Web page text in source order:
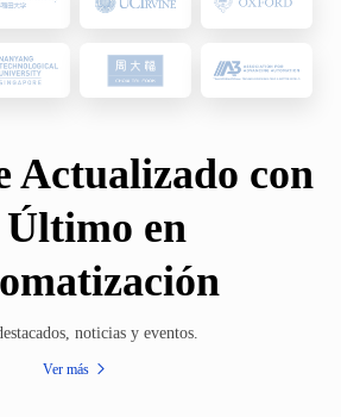
Actualizado con
en
noticias y eventos.
Ver más